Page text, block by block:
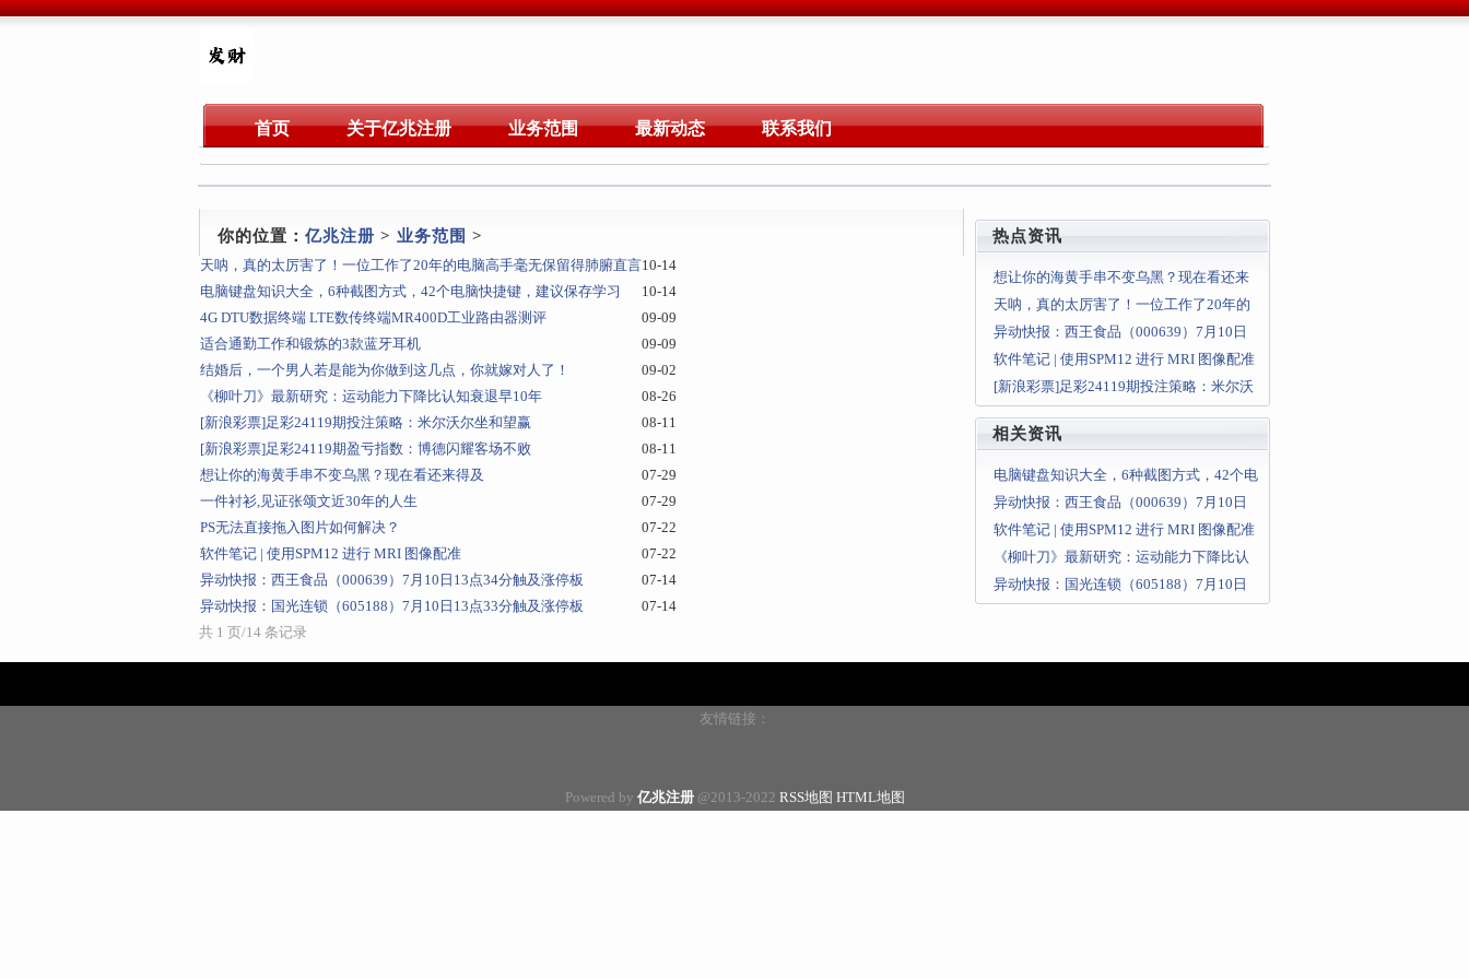
首页 关于亿兆注册 业务范围 最新动态 联系我们
你的位置： 亿兆注册 > 业务范围 >
天呐，真的太厉害了！一位工作了20年的电脑高手毫无保留得肺腑直言10-14
电脑键盘知识大全，6种截图方式，42个电脑快捷键，建议保存学习
10-14
4G DTU数据终端 LTE数传终端MR400D工业路由器测评
09-09
适合通勤工作和锻炼的3款蓝牙耳机
09-09
结婚后，一个男人若是能为你做到这几点，你就嫁对人了！
09-02
《柳叶刀》最新研究：运动能力下降比认知衰退早10年
08-26
[新浪彩票]足彩24119期投注策略：米尔沃尔坐和望赢
08-11
[新浪彩票]足彩24119期盈亏指数：博德闪耀客场不败
08-11
想让你的海黄手串不变乌黑？现在看还来得及
07-29
一件衬衫,见证张颂文近30年的人生
07-29
PS无法直接拖入图片如何解决？
07-22
软件笔记 | 使用SPM12 进行 MRI 图像配准
07-22
异动快报：西王食品（000639）7月10日13点34分触及涨停板
07-14
异动快报：国光连锁（605188）7月10日13点33分触及涨停板
07-14
共 1 页/14 条记录
热点资讯
想让你的海黄手串不变乌黑？现在看还来
得及
天呐，真的太厉害了！一位工作了20年的
电脑高手毫无保留得肺腑直言
异动快报：西王食品（000639）7月10日
13点34分触及涨停
软件笔记 | 使用SPM12 进行 MRI 图像配准
[新浪彩票]足彩24119期投注策略：米尔沃
尔坐和望赢
相关资讯
电脑键盘知识大全，6种截图方式，42个电
脑快捷键，建议保存学习
异动快报：西王食品（000639）7月10日
13点34分触及涨停
软件笔记 | 使用SPM12 进行 MRI 图像配准
《柳叶刀》最新研究：运动能力下降比认
知衰退早10年
异动快报：国光连锁（605188）7月10日
友情链接：
Powered by 亿兆注册@2013-2022 RSS地图 HTML地图